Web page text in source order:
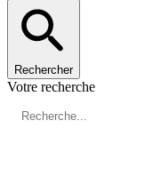
Rechercher
Votre recherche